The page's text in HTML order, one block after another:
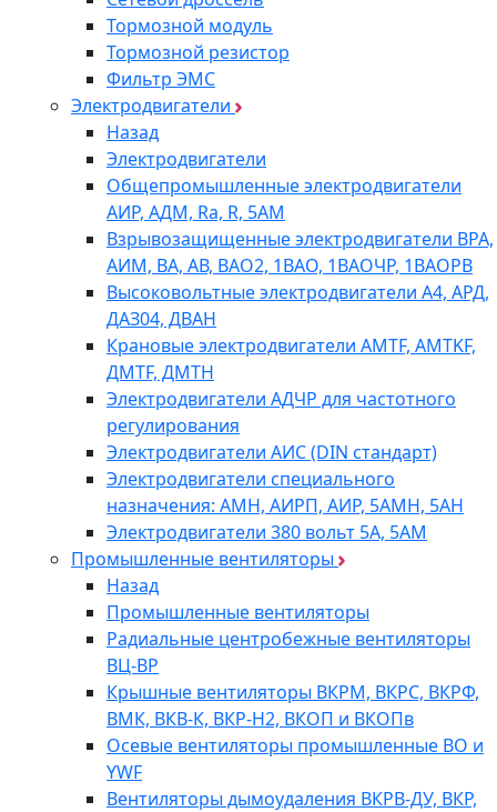
Тормозной модуль
Тормозной резистор
Фильтр ЭМС
Электродвигатели
Назад
Электродвигатели
Общепромышленные электродвигатели
АИР, АДМ, Ra, R, 5AM
Взрывозащищенные электродвигатели ВРА,
АИМ, ВА, АВ, ВАO2, 1ВАО, 1ВАОЧР, 1ВАОРВ
Высоковольтные электродвигатели A4, АРД,
ДАЗ04, ДВАН
Крановые электродвигатели AMTF, AMTKF,
ДMTF, ДМТН
Электродвигатели АДЧР для частотного
регулирования
Электродвигатели АИС (DIN стандарт)
Электродвигатели специального
назначения: АМН, АИРП, АИР, 5АМН, 5АН
Электродвигатели 380 вольт 5А, 5АМ
Промышленные вентиляторы
Назад
Промышленные вентиляторы
Радиальные центробежные вентиляторы
ВЦ-ВР
Крышные вентиляторы ВКРМ, ВКРС, ВКРФ,
ВМК, ВКВ-К, ВКР-Н2, ВКОП и ВКОПв
Осевые вентиляторы промышленные ВО и
YWF
Вентиляторы дымоудаления ВКРВ-ДУ, ВКР,